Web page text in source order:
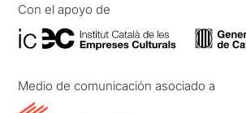
Con el apoyo de
Medio de comunicación asociado a